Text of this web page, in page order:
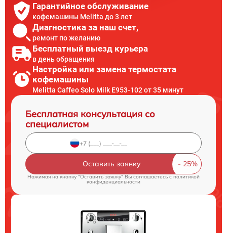
Гарантийное обслуживание
кофемашины Melitta до 3 лет
Диагностика за наш счет,
ремонт по желанию
Бесплатный выезд курьера
в день обращения
Настройка или замена термостата
кофемашины
Melitta Caffeo Solo Milk E953-102 от 35 минут
Бесплатная консультация со
специалистом
Оставить заявку
Нажимая на кнопку "Оставить заявку" Вы соглашаетесь cполитикой
конфиденциальности